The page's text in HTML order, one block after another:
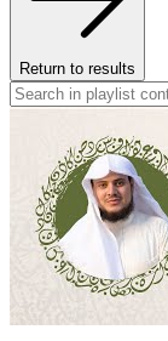
Return to results